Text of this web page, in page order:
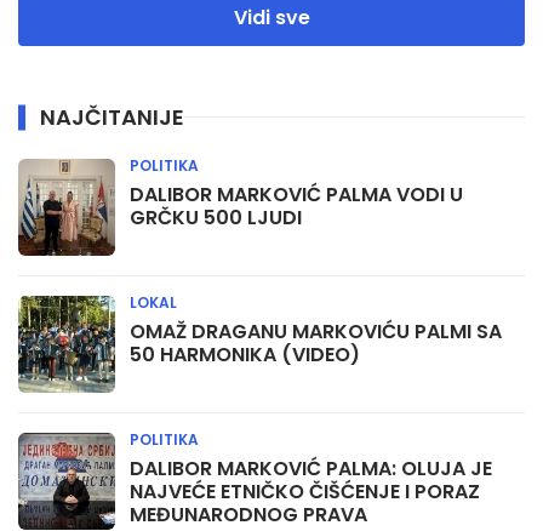
Vidi sve
NAJČITANIJE
DALIBOR MARKOVIĆ PALMA VODI U
GRČKU 500 LJUDI
POLITIKA
OMAŽ DRAGANU MARKOVIĆU PALMI SA
50 HARMONIKA (VIDEO)
LOKAL
DALIBOR MARKOVIĆ PALMA: OLUJA JE
NAJVEĆE ETNIČKO ČIŠĆENJE I PORAZ
MEĐUNARODNOG PRAVA
POLITIKA